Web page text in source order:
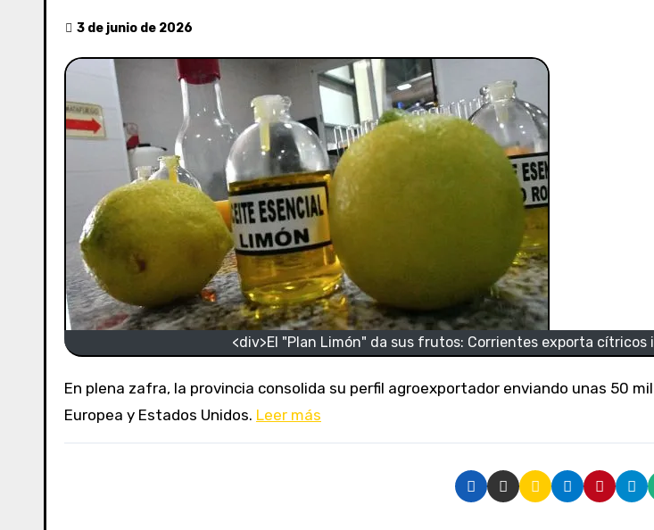
3 de junio de 2026
<div>El "Plan Limón" da sus frutos: Corrientes exporta
En plena zafra, la provincia consolida su perfil agroexportador enviando unas 50 mil toneladas de jugo concentrado y aceites esenciales a la Unión
Europea y Estados Unidos. Leer más